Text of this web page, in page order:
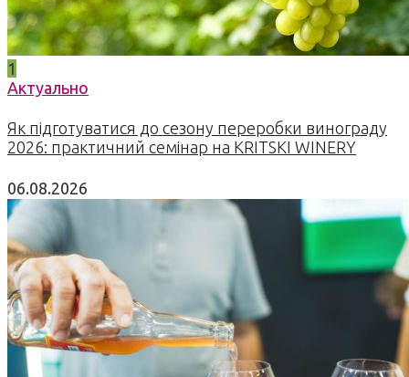
1
Актуально
Як підготуватися до сезону переробки винограду
2026: практичний семінар на KRITSKI WINERY
06.08.2026